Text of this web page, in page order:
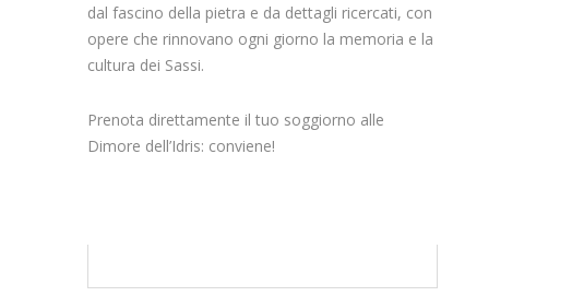
dal fascino della pietra e da dettagli ricercati, con
opere che rinnovano ogni giorno la memoria e la
cultura dei Sassi.
Prenota direttamente il tuo soggiorno alle
Dimore dell’Idris: conviene!